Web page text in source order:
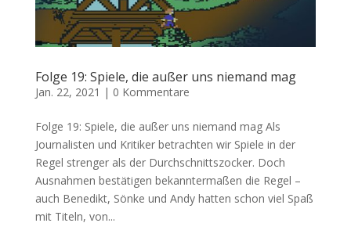
Folge 19: Spiele, die außer uns niemand mag
Jan. 22, 2021 | 0 Kommentare
Folge 19: Spiele, die außer uns niemand mag Als
Journalisten und Kritiker betrachten wir Spiele in der
Regel strenger als der Durchschnittszocker. Doch
Ausnahmen bestätigen bekanntermaßen die Regel –
auch Benedikt, Sönke und Andy hatten schon viel Spaß
mit Titeln, von...